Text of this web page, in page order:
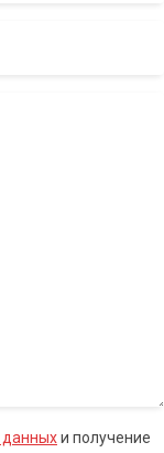
данныхи получение